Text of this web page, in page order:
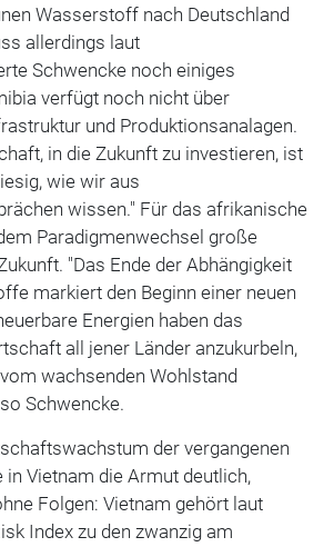
Wasserstoff nach Deutschland
allerdings laut
Schwencke noch einiges
verfügt noch nicht über
und Produktionsanalagen.
in die Zukunft zu investieren, ist
wie wir aus
wissen." Für das afrikanische
Paradigmenwechsel große
"Das Ende der Abhängigkeit
markiert den Beginn einer neuen
Energien haben das
all jener Länder anzukurbeln,
wachsenden Wohlstand
Schwencke.
der vergangenen
in Vietnam die Armut deutlich,
Folgen: Vietnam gehört laut
Index zu den zwanzig am